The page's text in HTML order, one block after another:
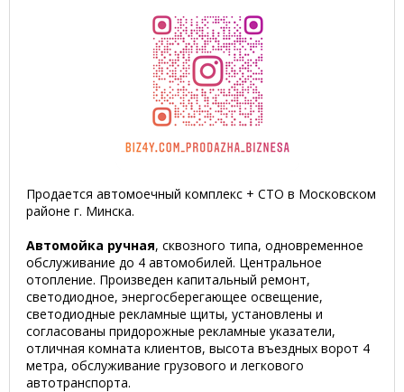
Продается автомоечный комплекс + СТО в Московском
районе г. Минска.
Автомойка ручная, сквозного типа, одновременное
обслуживание до 4 автомобилей. Центральное
отопление. Произведен капитальный ремонт,
светодиодное, энергосберегающее освещение,
светодиодные рекламные щиты, установлены и
согласованы придорожные рекламные указатели,
отличная комната клиентов, высота въездных ворот 4
метра, обслуживание грузового и легкового
автотранспорта.